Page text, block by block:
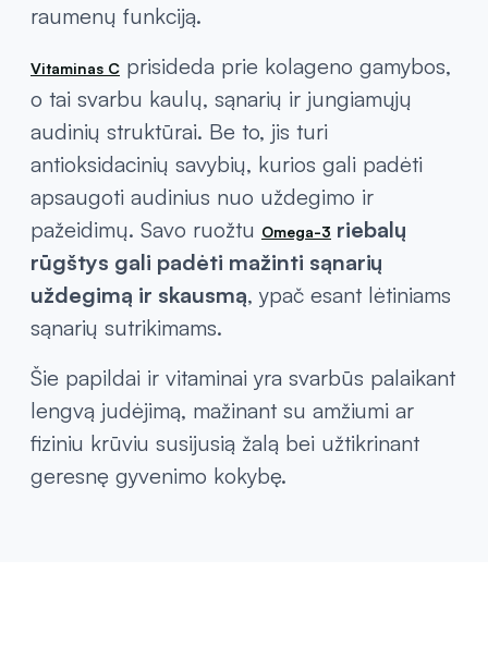
raumenų funkciją.
Vitaminas C prisideda prie kolageno gamybos,
o tai svarbu kaulų, sąnarių ir jungiamųjų
audinių struktūrai. Be to, jis turi
antioksidacinių savybių, kurios gali padėti
apsaugoti audinius nuo uždegimo ir
pažeidimų. Savo ruožtu Omega-3 riebalų
rūgštys gali padėti mažinti sąnarių
uždegimą ir skausmą, ypač esant lėtiniams
sąnarių sutrikimams.
Šie papildai ir vitaminai yra svarbūs palaikant
lengvą judėjimą, mažinant su amžiumi ar
fiziniu krūviu susijusią žalą bei užtikrinant
geresnę gyvenimo kokybę.